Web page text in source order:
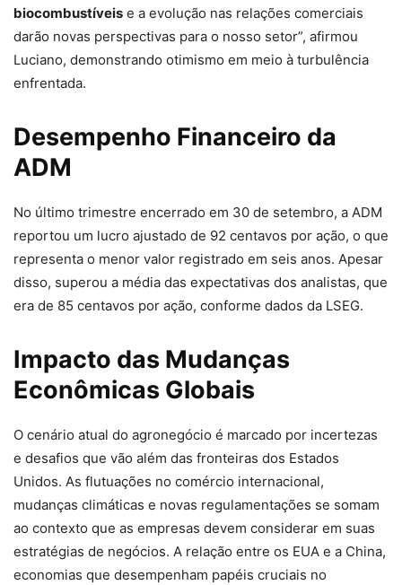
biocombustíveis e a evolução nas relações comerciais
darão novas perspectivas para o nosso setor”, afirmou
Luciano, demonstrando otimismo em meio à turbulência
enfrentada.
Desempenho Financeiro da
ADM
No último trimestre encerrado em 30 de setembro, a ADM
reportou um lucro ajustado de 92 centavos por ação, o que
representa o menor valor registrado em seis anos. Apesar
disso, superou a média das expectativas dos analistas, que
era de 85 centavos por ação, conforme dados da LSEG.
Impacto das Mudanças
Econômicas Globais
O cenário atual do agronegócio é marcado por incertezas
e desafios que vão além das fronteiras dos Estados
Unidos. As flutuações no comércio internacional,
mudanças climáticas e novas regulamentações se somam
ao contexto que as empresas devem considerar em suas
estratégias de negócios. A relação entre os EUA e a China,
economias que desempenham papéis cruciais no